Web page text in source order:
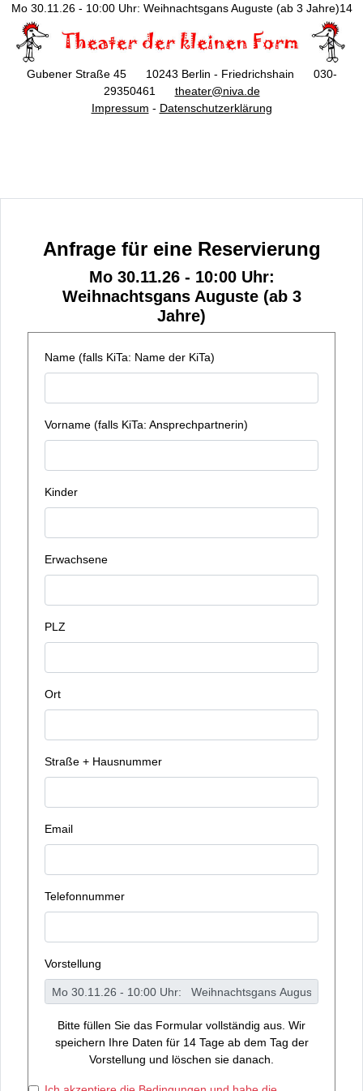
Mo 30.11.26 - 10:00 Uhr: Weihnachtsgans Auguste (ab 3 Jahre)14
Gubener Straße 45 10243 Berlin - Friedrichshain 030-
29350461 theater@niva.de
Impressum - Datenschutzerklärung
Anfrage für eine Reservierung
Mo 30.11.26 - 10:00 Uhr:
Weihnachtsgans Auguste (ab 3
Jahre)
Name (falls KiTa: Name der KiTa)
Vorname (falls KiTa: Ansprechpartnerin)
Kinder
Erwachsene
PLZ
Ort
Straße + Hausnummer
Email
Telefonnummer
Vorstellung
Bitte füllen Sie das Formular vollständig aus. Wir
speichern Ihre Daten für 14 Tage ab dem Tag der
Vorstellung und löschen sie danach.